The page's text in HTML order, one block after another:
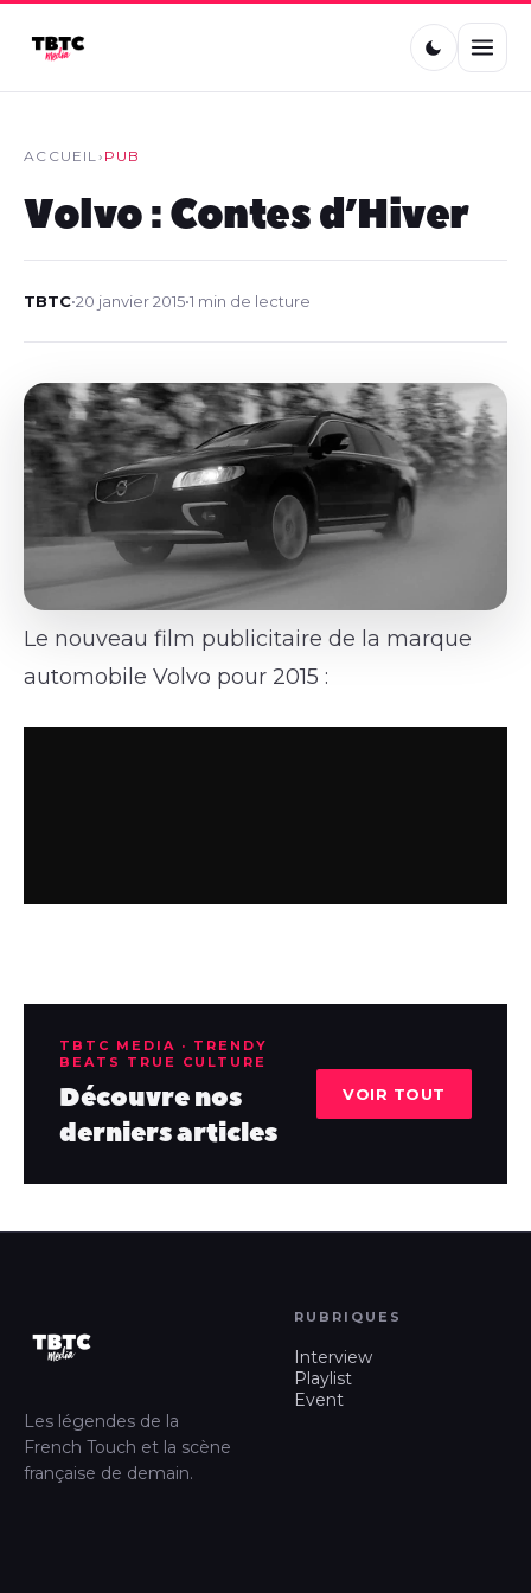
ACCUEIL› PUB
Volvo : Contes d’Hiver
TBTC•20 janvier 2015•1 min de lecture
Le nouveau film publicitaire de la marque
automobile Volvo pour 2015 :
TBTC MEDIA · TRENDY
BEATS TRUE CULTURE
Découvre nos
derniers articles
VOIR TOUT
Les légendes de la
French Touch et la scène
française de demain.
RUBRIQUES
Interview
Playlist
Event